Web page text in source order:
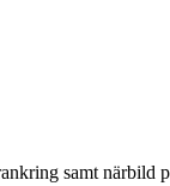
samt närbild